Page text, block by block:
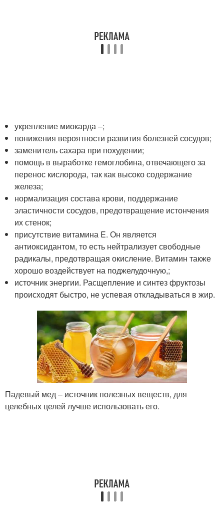
укрепление миокарда –;
понижения вероятности развития болезней сосудов;
заменитель сахара при похудении;
помощь в выработке гемоглобина, отвечающего за
перенос кислорода, так как высоко содержание
железа;
нормализация состава крови, поддержание
эластичности сосудов, предотвращение истончения
их стенок;
присутствие витамина E. Он является
антиоксидантом, то есть нейтрализует свободные
радикалы, предотвращая окисление. Витамин также
хорошо воздействует на поджелудочную,;
источник энергии. Расщепление и синтез фруктозы
происходят быстро, не успевая откладываться в жир.
Падевый мед – источник полезных веществ, для
целебных целей лучше использовать его.